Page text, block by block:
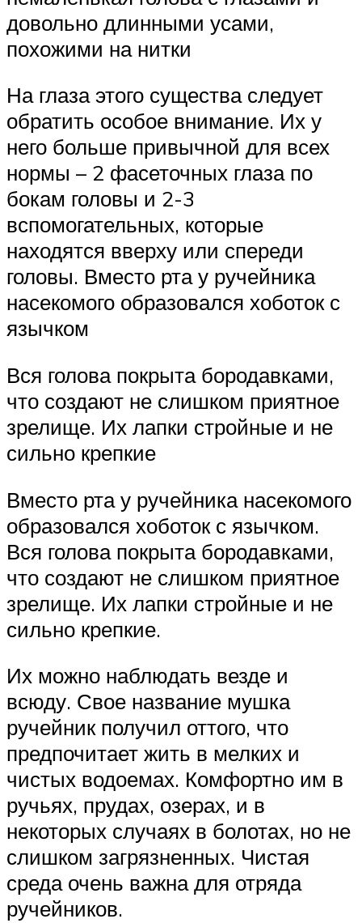
довольно длинными усами,
похожими на нитки
На глаза этого существа следует
обратить особое внимание. Их у
него больше привычной для всех
нормы – 2 фасеточных глаза по
бокам головы и 2-3
вспомогательных, которые
находятся вверху или спереди
головы. Вместо рта у ручейника
насекомого образовался хоботок с
язычком
Вся голова покрыта бородавками,
что создают не слишком приятное
зрелище. Их лапки стройные и не
сильно крепкие
Вместо рта у ручейника насекомого
образовался хоботок с язычком.
Вся голова покрыта бородавками,
что создают не слишком приятное
зрелище. Их лапки стройные и не
сильно крепкие.
Их можно наблюдать везде и
всюду. Свое название мушка
ручейник получил оттого, что
предпочитает жить в мелких и
чистых водоемах. Комфортно им в
ручьях, прудах, озерах, и в
некоторых случаях в болотах, но не
слишком загрязненных. Чистая
среда очень важна для отряда
ручейников.